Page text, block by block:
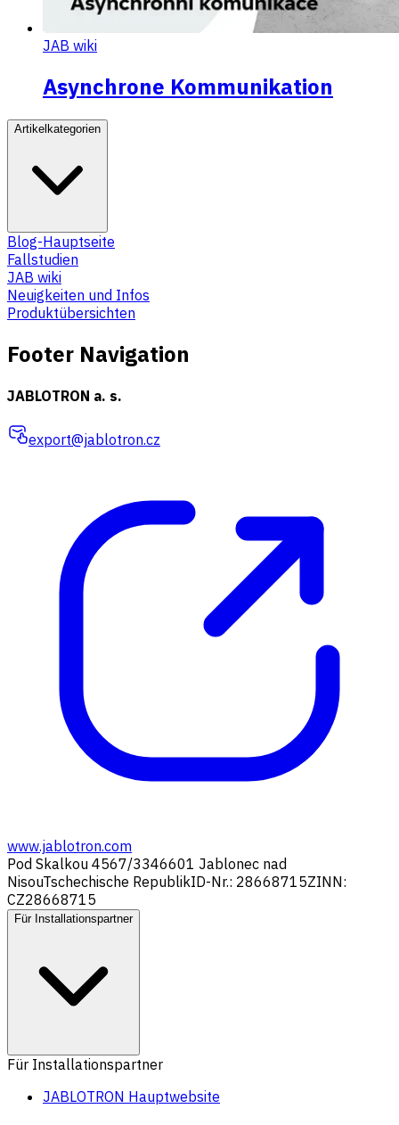
JAB wiki
Asynchrone Kommunikation
Artikelkategorien
Blog-Hauptseite
Fallstudien
JAB wiki
Neuigkeiten und Infos
Produktübersichten
Footer Navigation
JABLOTRON a. s.
export@jablotron.cz
www.jablotron.com
Pod Skalkou 4567/3346601 Jablonec nad
NisouTschechische RepublikID-Nr.: 28668715ZINN:
CZ28668715
Für Installationspartner
Für Installationspartner
JABLOTRON Hauptwebsite